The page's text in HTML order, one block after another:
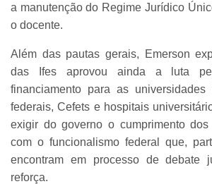
a manutenção do Regime Jurídico
o docente.
Além das pautas gerais, Emerson
das Ifes aprovou ainda a luta
financiamento para as universidades
federais, Cefets e hospitais
exigir do governo o cumprimento
com o funcionalismo federal que,
encontram em processo de debate
reforça.